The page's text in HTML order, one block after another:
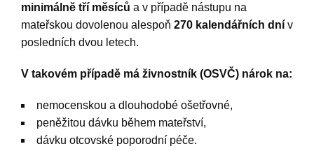
minimálně tří měsíců a v případě nástupu na
mateřskou dovolenou alespoň 270 kalendářních dní v
posledních dvou letech.
V takovém případě má živnostník (OSVČ) nárok na:
nemocenskou a dlouhodobé ošetřovné,
peněžitou dávku během mateřství,
dávku otcovské poporodní péče.